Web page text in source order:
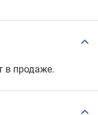
в продаже.